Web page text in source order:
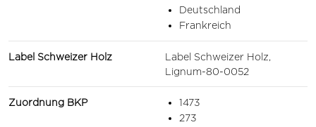
Deutschland
Frankreich
Label Schweizer Holz
Label Schweizer Holz,
Lignum-80-0052
Zuordnung BKP
1473
273